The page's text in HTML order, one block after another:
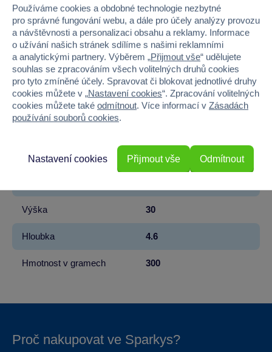
EAN 8592525059691
Kód produktu 40K881273
Značka Sparkys
Věk od 6
Konfekční velikost 130_140
Výška 30
Hloubka 4.6
Hmotnost v gramech 300
Proč nakupovat ve Sparkys?
Používáme cookies a obdobné technologie nezbytné
pro správné fungování webu, a dále pro účely analýzy provozu
a návštěvnosti a personalizaci obsahu a reklamy. Informace
o užívání našich stránek sdílíme s našimi reklamními
a analytickými partnery. Výběrem „Přijmout vše“ udělujete
souhlas se zpracováním všech volitelných druhů cookies
pro tyto zmíněné účely. Spravovat či blokovat jednotlivé druhy
cookies můžete v „Nastavení cookies“. Zpracování volitelných
cookies můžete také odmítnout. Více informací v Zásadách
používání souborů cookies.
Odmítnout
Nastavení cookies Přijmout vše